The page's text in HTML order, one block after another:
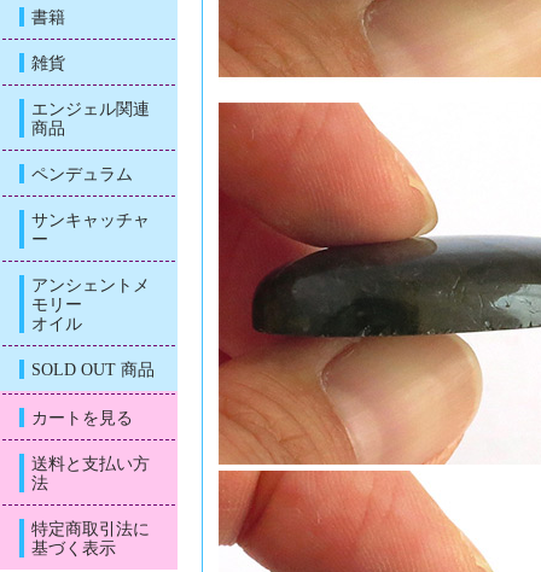
書籍
雑貨
エンジェル関連
商品
ペンデュラム
サンキャッチャ
ー
アンシェントメ
モリー
オイル
SOLD OUT 商品
カートを見る
送料と支払い方
法
特定商取引法に
基づく表示